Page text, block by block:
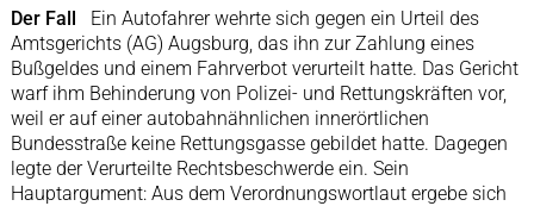
Der Fall
Ein Autofahrer wehrte sich gegen ein Urteil des
Amtsgerichts (AG) Augsburg, das ihn zur Zahlung eines
Bußgeldes und einem Fahrverbot verurteilt hatte. Das Gericht
warf ihm Behinderung von Polizei- und Rettungskräften vor,
weil er auf einer autobahnähnlichen innerörtlichen
Bundesstraße keine Rettungsgasse gebildet hatte. Dagegen
legte der Verurteilte Rechtsbeschwerde ein. Sein
Hauptargument: Aus dem Verordnungswortlaut ergebe sich